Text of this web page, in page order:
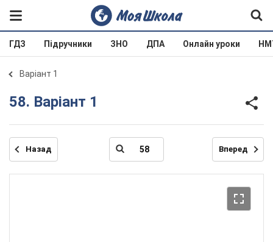
ГДЗ Підручники ЗНО ДПА Онлайн уроки
Варіант 1
58. Варіант 1
Назад Вперед